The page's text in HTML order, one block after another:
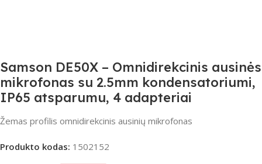
Samson DE50X – Omnidirekcinis ausinės
mikrofonas su 2.5mm kondensatoriumi,
IP65 atsparumu, 4 adapteriai
Žemas profilis omnidirekcinis ausinių mikrofonas
Produkto kodas: 1502152